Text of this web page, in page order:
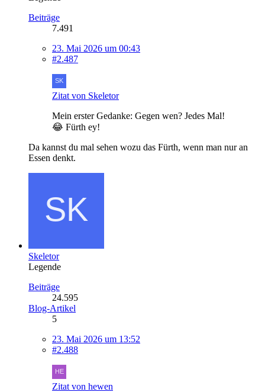
Beiträge
7.491
23. Mai 2026 um 00:43
#2.487
Zitat von Skeletor
Mein erster Gedanke: Gegen wen? Jedes Mal!
😂 Fürth ey!
Da kannst du mal sehen wozu das Fürth, wenn man nur an
Essen denkt.
Skeletor
Legende
Beiträge
24.595
Blog-Artikel
5
23. Mai 2026 um 13:52
#2.488
Zitat von hewen